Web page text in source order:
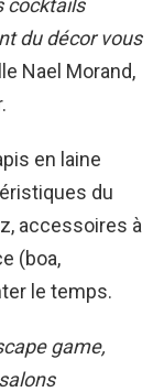
du décor vous
Nael Morand,
en laine
du
accessoires à
(boa,
le temps.
game,